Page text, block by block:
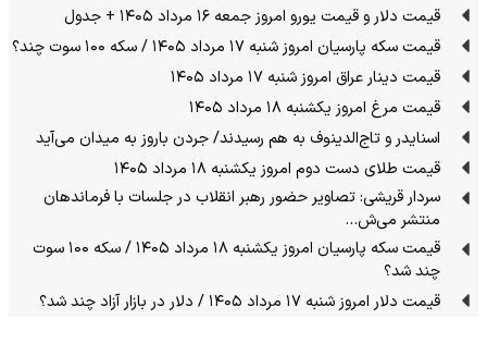
قیمت دلار و قیمت یورو امروز جمعه ۱۶ مرداد ۱۴۰۵ + جدول
قیمت سکه پارسیان امروز شنبه ۱۷ مرداد ۱۴۰۵ / سکه ۱۰۰ سوت چند؟
قیمت دینار عراق امروز شنبه ۱۷ مرداد ۱۴۰۵
قیمت مرغ امروز یکشنبه ۱۸ مرداد ۱۴۰۵
اسنایدر و تاج‌الدینوف به هم رسیدند/ جردن باروز به میدان می‌آید
قیمت طلای دست دوم امروز یکشنبه ۱۸ مرداد ۱۴۰۵
سردار قریشی: تصاویر حضور رهبر انقلاب در جلسات با فرماندهان
منتشر می‌ش…
قیمت سکه پارسیان امروز یکشنبه ۱۸ مرداد ۱۴۰۵ / سکه ۱۰۰ سوت
چند شد؟
قیمت دلار امروز شنبه ۱۷ مرداد ۱۴۰۵ / دلار در بازار آزاد چند شد؟